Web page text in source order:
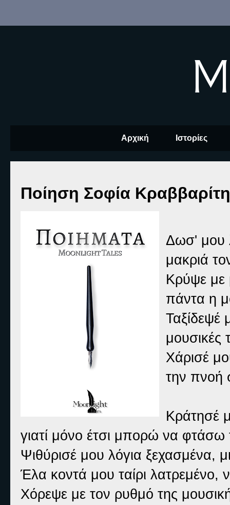
Αρχική Ιστορίες
Ποίηση Σοφία
Δωσ' μου
μακριά
Κρύψε με
πάντα η
Ταξίδεψέ
μουσικές
Χάρισέ
την πνοή
Κράτησέ
γιατί μόνο έτσι μπορώ να
Ψιθύρισέ μου λόγια ξεχασμένα,
Έλα κοντά μου ταίρι λατρεμένο,
Χόρεψε με τον ρυθμό της